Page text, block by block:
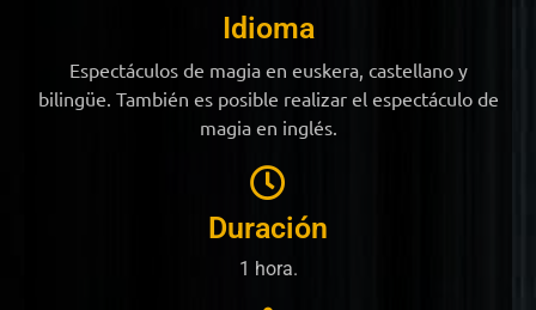
Idioma
Espectáculos de magia en euskera, castellano y
bilingüe. También es posible realizar el espectáculo de
magia en inglés.
Duración
1 hora.